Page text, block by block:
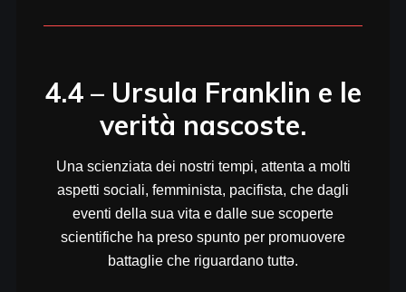
4.4 – Ursula Franklin e le
verità nascoste.
Una scienziata dei nostri tempi, attenta a molti
aspetti sociali, femminista, pacifista, che dagli
eventi della sua vita e dalle sue scoperte
scientifiche ha preso spunto per promuovere
battaglie che riguardano tuttə.